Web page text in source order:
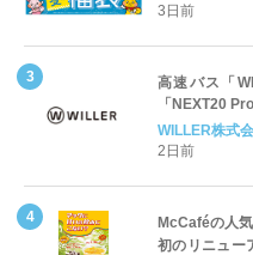
3日前
高速バス「
「NEXT20
WILLER株式
2日前
McCaféの人
初のリニュー